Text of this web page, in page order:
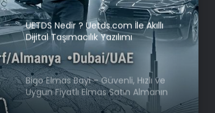
UETDS Nedir ? Uetds.com İle Akıllı
Dijital Taşımacılık Yazılımı
Bigo Elmas Bayi – Güvenli, Hızlı ve
Uygun Fiyatlı Elmas Satın Almanın
Yeni Adresi